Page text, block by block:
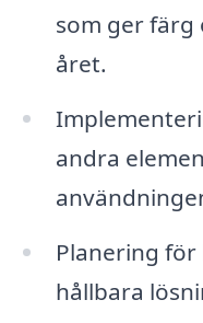
som ger färg
året.
andra
Planering
hållbara